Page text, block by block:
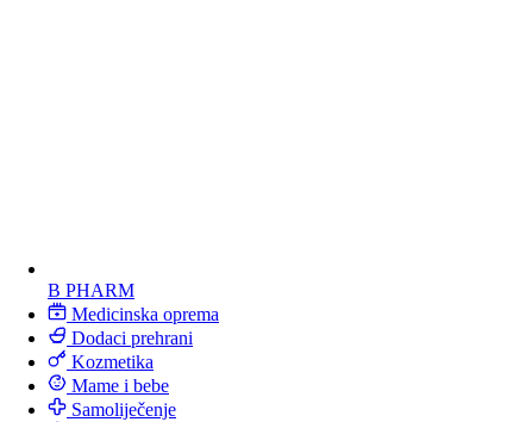
B PHARM
Medicinska oprema
Dodaci prehrani
Kozmetika
Mame i bebe
Samoliječenje